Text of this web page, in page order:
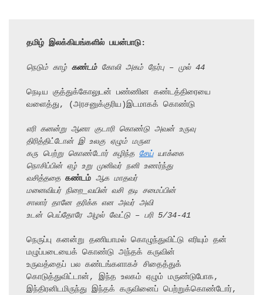
தமிழ் இலக்கியங்களில் பயன்பாடு:
நெடும் காழ் கண்டம் கோலி அகம் நேர்பு – முல் 44
நெடிய குத்துக்கோலுடன் பண்ணின கண்டத்திரையை
வளைத்து, (அரசனுக்குரிய)இடமாகக் கொண்டு
எரி கனன்று ஆனா குடாரி கொண்டு அவன் உருவு
திரித்திட்டோன் இ உலகு ஏழும் மருள
கரு பெற்று கொண்டோர் கழிந்த சேய் யாக்கை
நொசிப்பின் ஏழ் உறு முனிவர் நனி உணர்ந்து
வசித்ததை கண்டம் ஆக மாதவர்
மனைவியர் நிறை_வயின் வசி தடி சமைப்பின்
சாலார் தானே தரிக்க என அவர் அவி
உடன் பெய்தோரே அழல் வேட்டு – பரி 5/34-41
நெருப்பு கனன்று தணியாமல் கொழுந்துவிட்டு எரியும் தன்
மழுப்படையைக் கொண்டு அந்தக் கருவின்
உருவத்தைப் பல கண்டங்களாகச் சிதைத்துக்
கொடுத்துவிட்டான், இந்த உலகம் ஏழும் மருண்டுபோக,
இந்திரனிடமிருந்து இந்தக் கருவினைப் பெற்றுக்கொண்டோர்,